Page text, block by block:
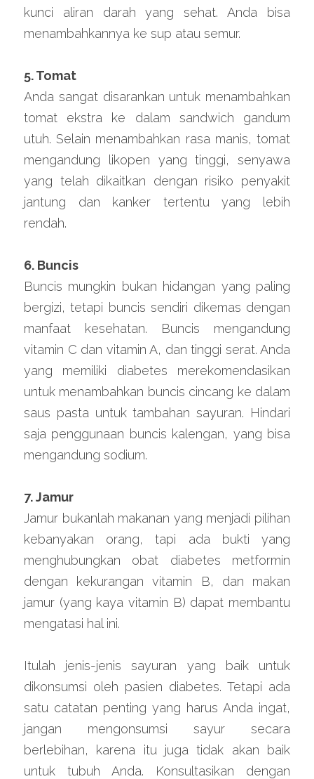
kunci aliran darah yang sehat. Anda bisa
menambahkannya ke sup atau semur.
5. Tomat
Anda sangat disarankan untuk menambahkan
tomat ekstra ke dalam sandwich gandum
utuh. Selain menambahkan rasa manis, tomat
mengandung likopen yang tinggi, senyawa
yang telah dikaitkan dengan risiko penyakit
jantung dan kanker tertentu yang lebih
rendah.
6. Buncis
Buncis mungkin bukan hidangan yang paling
bergizi, tetapi buncis sendiri dikemas dengan
manfaat kesehatan. Buncis mengandung
vitamin C dan vitamin A, dan tinggi serat. Anda
yang memiliki diabetes merekomendasikan
untuk menambahkan buncis cincang ke dalam
saus pasta untuk tambahan sayuran. Hindari
saja penggunaan buncis kalengan, yang bisa
mengandung sodium.
7. Jamur
Jamur bukanlah makanan yang menjadi pilihan
kebanyakan orang, tapi ada bukti yang
menghubungkan obat diabetes metformin
dengan kekurangan vitamin B, dan makan
jamur (yang kaya vitamin B) dapat membantu
mengatasi hal ini.
Itulah jenis-jenis sayuran yang baik untuk
dikonsumsi oleh pasien diabetes. Tetapi ada
satu catatan penting yang harus Anda ingat,
jangan mengonsumsi sayur secara
berlebihan, karena itu juga tidak akan baik
untuk tubuh Anda. Konsultasikan dengan